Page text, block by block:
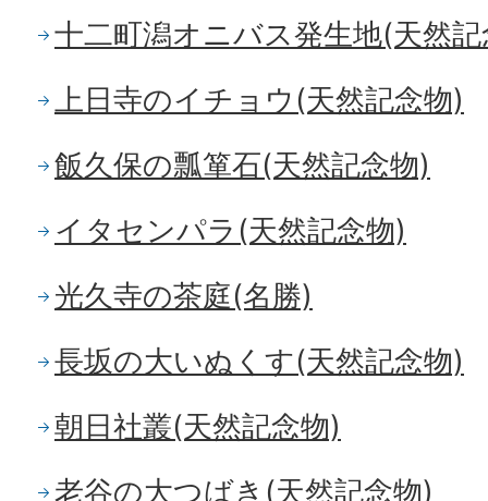
十二町潟オニバス発生地(天然
上日寺のイチョウ(天然記念物)
飯久保の瓢箪石(天然記念物)
イタセンパラ(天然記念物)
光久寺の茶庭(名勝)
長坂の大いぬくす(天然記念物)
朝日社叢(天然記念物)
老谷の大つばき(天然記念物)